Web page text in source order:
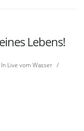
Lebens!
In Live vom Wasser /